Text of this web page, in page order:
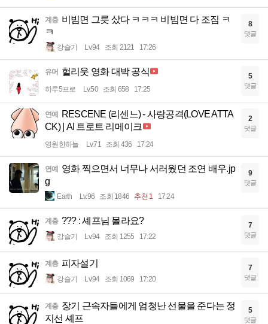
계층 비빔면 그릇 샀다 ㅋㅋㅋ 비빔면 다 조짐 ㅋ
ㅋ
강슬기 Lv.94 조회 2121 17:26
8
댓글
유머 헐리웃 영화 대박 공식
하루5프로 Lv.50 조회 658 17:25
5
댓글
연예 RESCENE (리센느) - 사랑공격(LOVE ATTA
CK) | AI 트로트 리메이크
영원한하늘 Lv.71 조회 436 17:24
2
댓글
연예 영화 찍으면서 너무나 서러웠던 조연 배우.jp
g
Earth Lv.96 조회 1846 추천 1 17:24
9
댓글
계층 ??? : 셰프님 몰라요?
강슬기 Lv.94 조회 1255 17:22
7
댓글
계층 피자설기
강슬기 Lv.94 조회 1069 17:20
7
댓글
계층 장기 근속자들에게 엄청난 선물을 준다는 정
지선 셰프
5
댓글